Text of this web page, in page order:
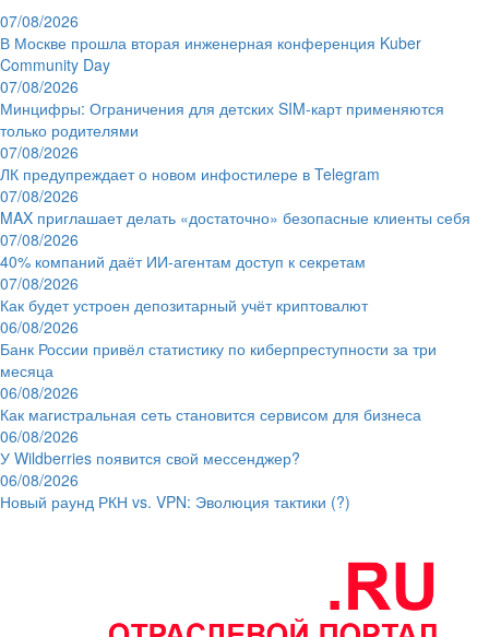
07/08/2026
В Москве прошла вторая инженерная конференция Kuber
Community Day
07/08/2026
Минцифры: Ограничения для детских SIM-карт применяются
только родителями
07/08/2026
ЛК предупреждает о новом инфостилере в Telegram
07/08/2026
MAX приглашает делать «достаточно» безопасные клиенты себя
07/08/2026
40% компаний даёт ИИ‑агентам доступ к секретам
07/08/2026
Как будет устроен депозитарный учёт криптовалют
06/08/2026
Банк России привёл статистику по киберпреступности за три
месяца
06/08/2026
Как магистральная сеть становится сервисом для бизнеса
06/08/2026
У Wildberries появится свой мессенджер?
06/08/2026
Новый раунд РКН vs. VPN: Эволюция тактики (?)